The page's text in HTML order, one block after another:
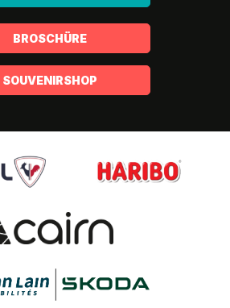
BROSCHÜRE
SOUVENIRSHOP